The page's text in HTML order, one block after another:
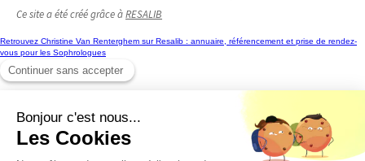
Ce site a été créé grâce àRESALIB
Retrouvez Christine Van Renterghem sur Resalib : annuaire, référencement et prise de rendez-
vous pour les Sophrologues